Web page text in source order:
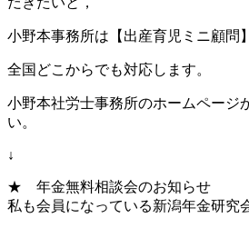
小野本事務所は【出産育児ミニ顧問
全国どこからでも対応します。
小野本社労士事務所のホームページ
い。
↓
★ 年金無料相談会のお知らせ
私も会員になっている新潟年金研究